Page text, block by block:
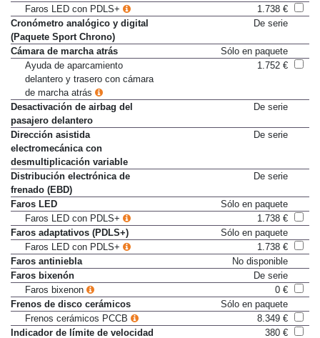
contrario
Faros LED con PDLS+
1.738 €
Cronómetro analógico y digital
(Paquete Sport Chrono)
Cámara de marcha atrás
Sólo en paquete
Ayuda de aparcamiento
delantero y trasero con cámara
de marcha atrás
Desactivación de airbag del
pasajero delantero
Dirección asistida
electromecánica con
desmultiplicación variable
Distribución electrónica de
frenado (EBD)
Faros LED
Sólo en paquete
Faros LED con PDLS+
1.738 €
Faros adaptativos (PDLS+)
Sólo en paquete
Faros LED con PDLS+
1.738 €
Faros antiniebla
No disponible
Faros bixenón
De serie
Faros bixenon
0 €
Frenos de disco cerámicos
Sólo en paquete
Frenos cerámicos PCCB
8.349 €